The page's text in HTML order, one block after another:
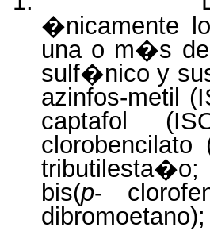
�nicamente
una o m�s
sulf�nico y
azinfos-metil
captafol
tributilesta�o;
bis(p-
dibromoetano);